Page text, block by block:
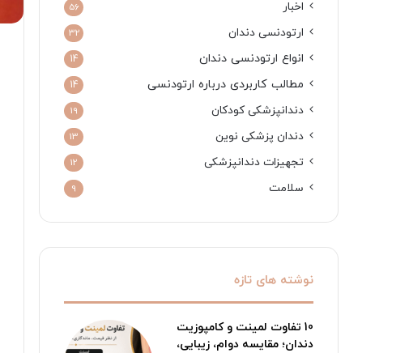
اخبار 56
ارتودنسی دندان 32
انواع ارتودنسی دندان 14
مطالب کاربردی درباره ارتودنسی 14
دندانپزشکی کودکان 19
دندان پزشکی نوین 13
تجهیزات دندانپزشکی 12
سلامت 9
نوشته های تازه
10 تفاوت لمینت و کامپوزیت
دندان؛ مقایسه دوام، زیبایی،